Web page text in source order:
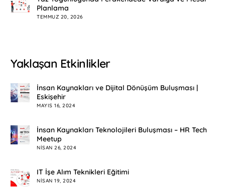
Planlama
TEMMUZ 20, 2026
Yaklaşan Etkinlikler
İnsan Kaynakları ve Dijital Dönüşüm Buluşması |
Eskişehir
MAYIS 16, 2024
İnsan Kaynakları Teknolojileri Buluşması – HR Tech
Meetup
NISAN 26, 2024
IT İşe Alım Teknikleri Eğitimi
NISAN 19, 2024